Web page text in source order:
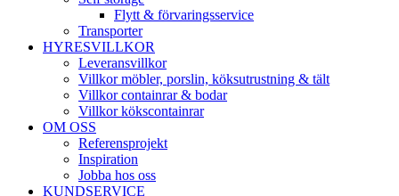
Flytt & förvaringsservice
Transporter
HYRESVILLKOR
Leveransvillkor
Villkor möbler, porslin, köksutrustning & tält
Villkor containrar & bodar
Villkor kökscontainrar
OM OSS
Referensprojekt
Inspiration
Jobba hos oss
KUNDSERVICE